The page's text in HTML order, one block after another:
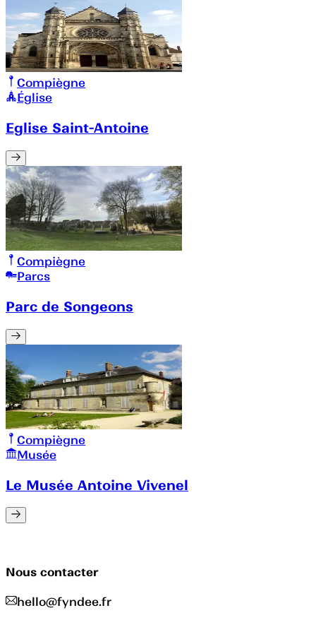
Compiègne
Église
Eglise Saint-Antoine
Compiègne
Parcs
Parc de Songeons
Compiègne
Musée
Le Musée Antoine Vivenel
Nous contacter
hello@fyndee.fr